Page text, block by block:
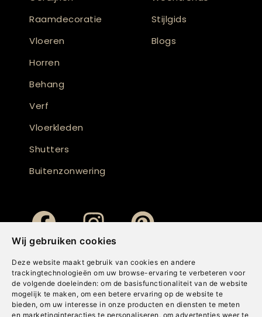
Wij gebruiken cookies
Deze website maakt gebruik van cookies en andere
trackingtechnologieën om uw browse-ervaring te verbeteren voor
de volgende doeleinden: om de basisfunctionaliteit van de website
mogelijk te maken , om een betere ervaring op de website te
bieden, om uw interesse in onze producten en diensten te meten
en marketinginteracties te personaliseren , om advertenties weer te
Raamdecoratie
Vloeren
Horren
Behang
Verf
Vloerkleden
Shutters
Buitenzonwering
Stijlgids
Blogs